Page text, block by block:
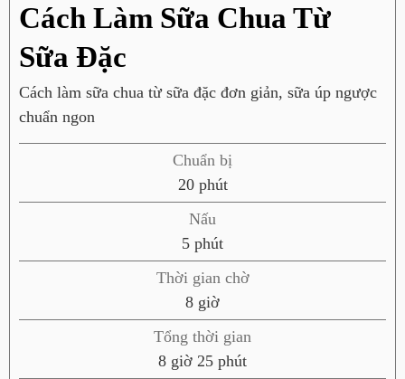
Cách Làm Sữa Chua Từ
Sữa Đặc
Cách làm sữa chua từ sữa đặc đơn giản, sữa úp ngược
chuẩn ngon
Chuẩn bị
20p
h
t
phút
Nấu
5p
h
ú
t
phút
Thời gian chờ
8g
i
giờ
Tổng thời gian
8ggiờ 25pphút